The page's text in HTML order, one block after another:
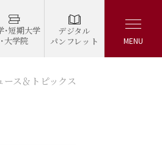
・短期大学
・大学院
デジタル
パンフレット
MENU
ース＆トピックス